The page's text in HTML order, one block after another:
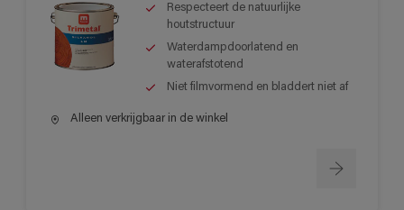
Respecteert de natuurlijke
houtstructuur
Waterdampdoorlatend en
waterafstotend
Niet filmvormend en bladdert niet af
Alleen verkrijgbaar in de winkel